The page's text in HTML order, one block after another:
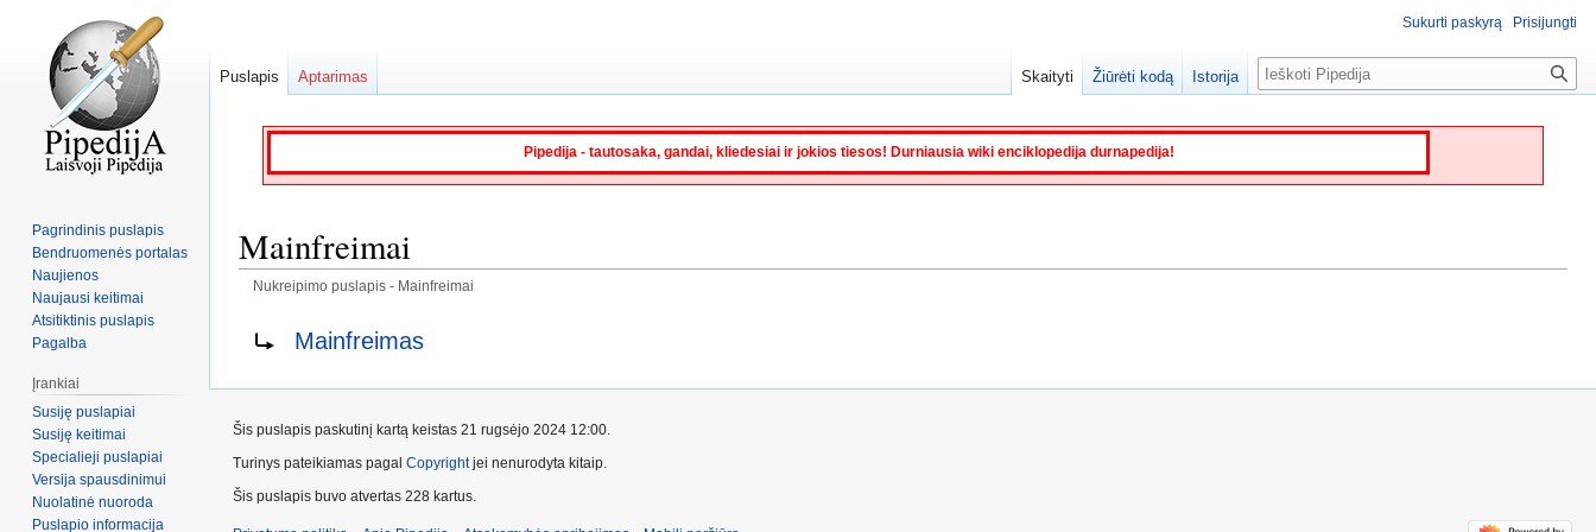
Pipedija - tautosaka, gandai, kliedesiai ir jokios tiesos! Durniausia wiki enciklopedija durnapedija!
Mainfreimai
Nukreipimo puslapis - Mainfreimai
Mainfreimas
Sukurti paskyrą Prisijungti
Puslapis Aptarimas Skaityti Žiūrėti kodą Istorija Paieška
Pagrindinis puslapis
Bendruomenės portalas
Naujienos
Naujausi keitimai
Atsitiktinis puslapis
Pagalba
Įrankiai
Susiję puslapiai
Susiję keitimai
Specialieji puslapiai
Versija spausdinimui
Nuolatinė nuoroda
Puslapio informacija
Šis puslapis paskutinį kartą keistas 21 rugsėjo 2024 12:00.
Turinys pateikiamas pagal Copyrightjei nenurodyta kitaip.
Šis puslapis buvo atvertas 228 kartus.